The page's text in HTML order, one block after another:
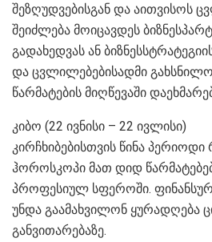
შეზღუდვებისგან და აითვისოს
შეიძლება მოიცავდეს
გადახედვას ან
და ცვლილებებისადმი
წარმატების მიღწევაში
კიბო (22 ივნისი – 22 ივლისი)
კირჩხიბებისთვის წინა
ჰოროსკოპი მათ დიდ
პროფესიულ სფეროში.
უნდა გაამახვილონ
განვითარებაზე.